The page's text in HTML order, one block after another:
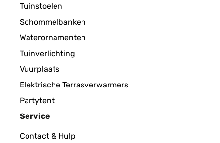
Tuinstoelen
Schommelbanken
Waterornamenten
Tuinverlichting
Vuurplaats
Elektrische Terrasverwarmers
Partytent
Service
Contact & Hulp